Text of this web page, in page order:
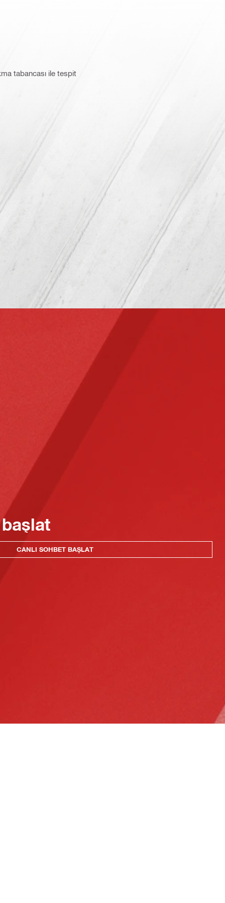
tabancası ile tespit
CANLI SOHBET BAŞLAT